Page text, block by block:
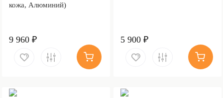
кожа, Алюминий)
9 960 ₽ 5 900 ₽